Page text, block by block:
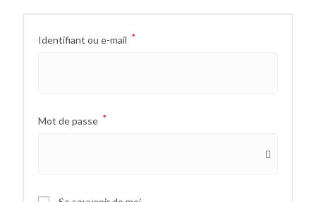
Identifiant ou e-mail *
Mot de passe *